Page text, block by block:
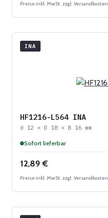
Preise inkl. MwSt. zzgl. Versandkosten
INA
HF1216-L564 INA
d 12 × D 18 × B 16 mm
Sofort lieferbar
Regulärer Preis:
12,89 €
Preise inkl. MwSt. zzgl. Versandkosten